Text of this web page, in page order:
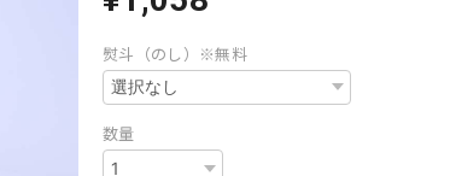
熨斗（のし）※無料
数量